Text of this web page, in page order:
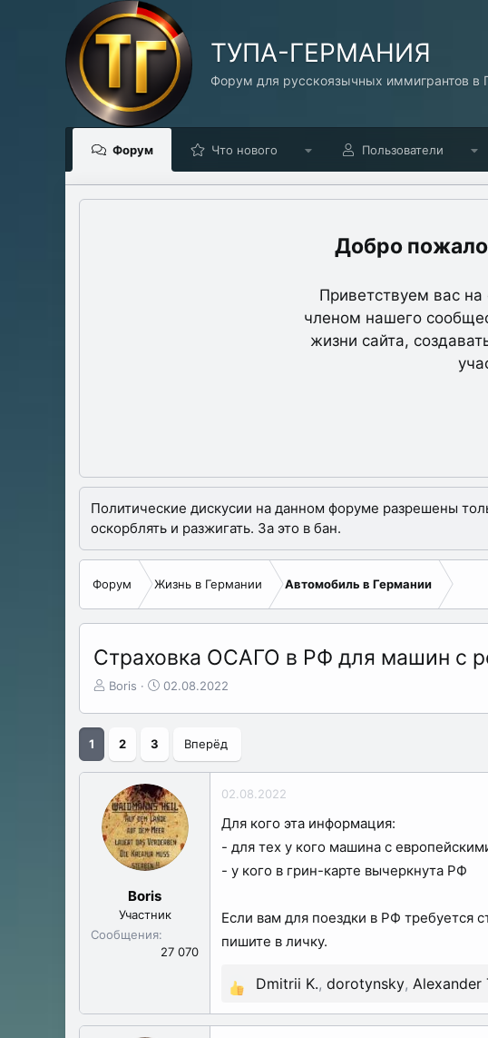
TУПА-ГЕРМАНИЯ
Форум для русскоязычных иммигрантов в
Форум Что нового Пользователи
Приветствуем вас
членом нашего
жизни сайта,
Политические дискусии на данном форуме разрешены
оскорблять и разжигать. За это в бан.
Форум Жизнь в Германии Автомобиль в Германии
Страховка ОСАГО в РФ для машин с
А
т
м
ы
Boris
Д
а
ч
а
л
а
02.08.2022
1 2 3 Вперёд
Boris
Участник
Сообщения
27 070
02.08.2022
Для кого эта информация:
- для тех у кого машина с
- у кого в грин-карте вычеркнута РФ
Если вам для поездки в РФ требуется
пишите в личку.
Р
е
Dmitrii K., dorotynsky, Alexander